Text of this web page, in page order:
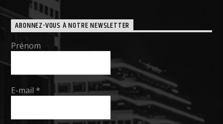
ABONNEZ-VOUS À NOTRE NEWSLETTER
Prénom
E-mail*